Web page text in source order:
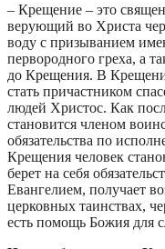
– Крещение – это
верующий во Христа
воду с призыванием
первородного греха, а
до Крещения. В
стать причастником
людей Христос. Как
становится членом
обязательства по
Крещения человек
берет на себя
Евангелием, получает
церковных таинствах,
есть помощь Божия для